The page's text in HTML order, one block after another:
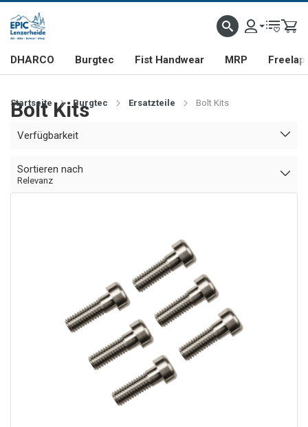
DHARCO Burgtec Fist Handwear MRP Freelap
Startseite Burgtec Ersatzteile Bolt Kits
Bolt Kits
Verfügbarkeit
Sortieren nach
Relevanz